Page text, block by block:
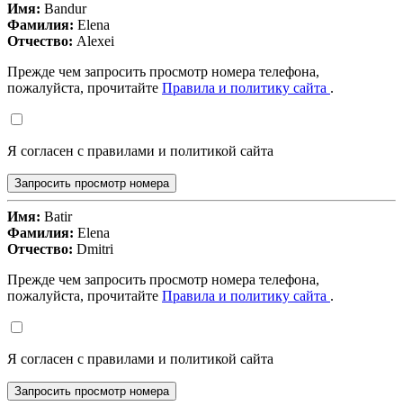
Имя: Bandur
Фамилия: Elena
Отчество: Alexei
Прежде чем запросить просмотр номера телефона,
пожалуйста, прочитайте Правила и политику сайта .
Я согласен с правилами и политикой сайта
Запросить просмотр номера
Имя: Batir
Фамилия: Elena
Отчество: Dmitri
Прежде чем запросить просмотр номера телефона,
пожалуйста, прочитайте Правила и политику сайта .
Я согласен с правилами и политикой сайта
Запросить просмотр номера